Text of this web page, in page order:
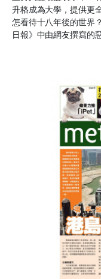
升格成為大學，提供更
怎看待十八年後的世界
日報》中由網友撰寫的